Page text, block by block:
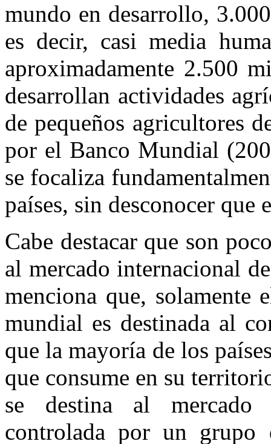
mundo en desarrollo,
es decir, casi media
aproximadamente 2.500
desarrollan actividades
de pequeños agricultores
por el Banco Mundial
se focaliza
países, sin desconocer que
Cabe destacar que son
al mercado internacional
menciona que, solamente
mundial es destinada al
que la mayoría de los
que consume en su
se destina al mercado
controlada por un grupo